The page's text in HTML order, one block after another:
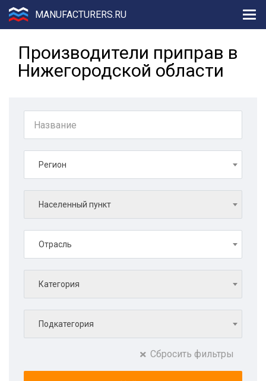
MANUFACTURERS.RU
Производители приправ в
Нижегородской области
Регион
Населенный пункт
Отрасль
Категория
Подкатегория
Сбросить фильтры